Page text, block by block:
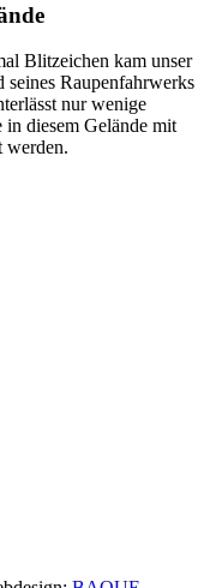
Blitzeichen kam unser
Raupenfahrwerks
nur wenige
diesem Gelände mit
werden.